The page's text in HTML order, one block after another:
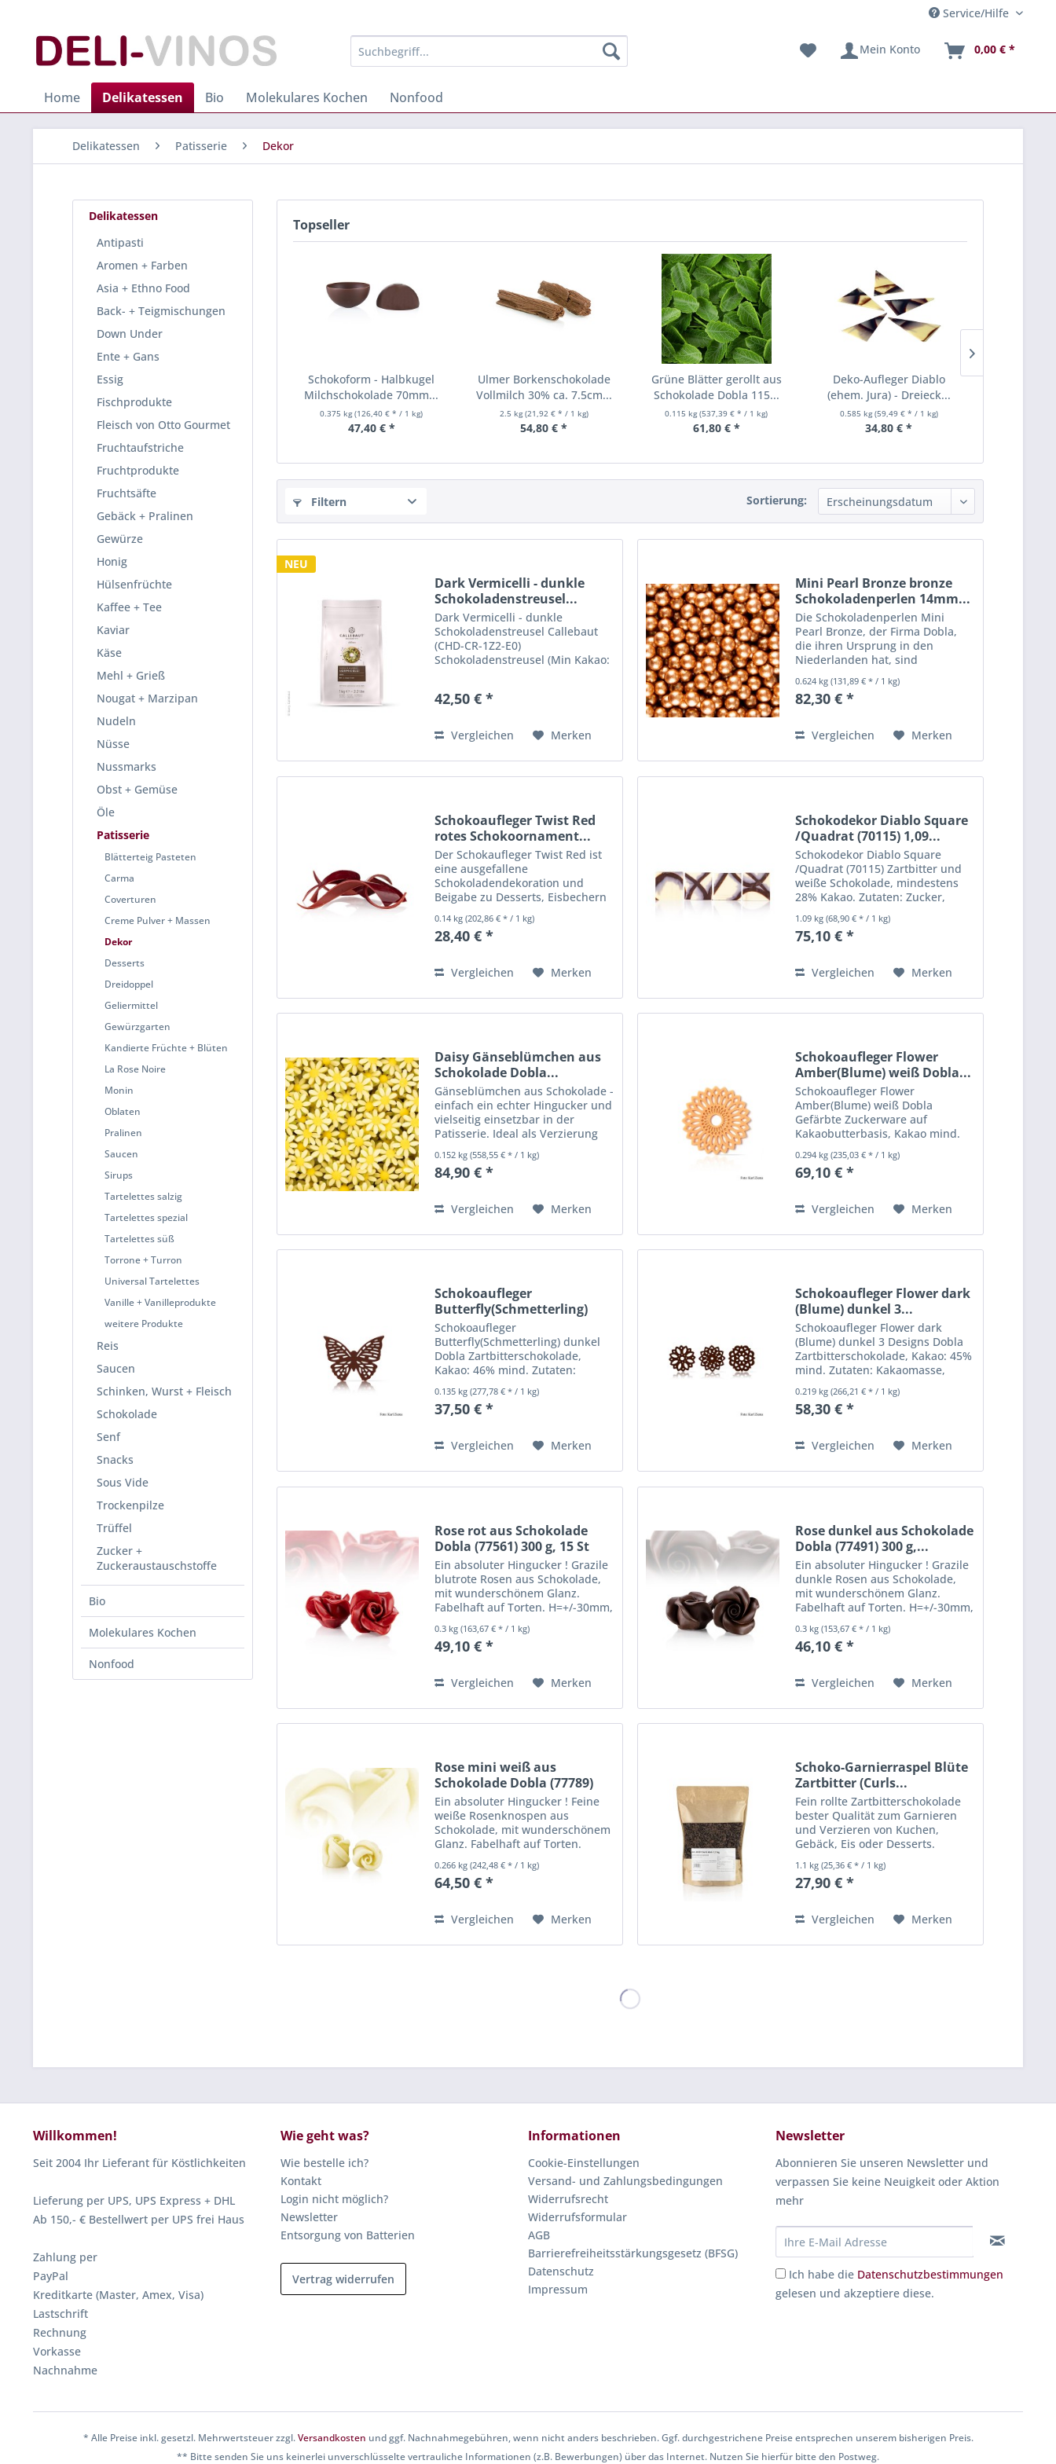
Service/Hilfe
Mein Konto 0,00 € *
Home Delikatessen Bio Molekulares Kochen Nonfood
Delikatessen Patisserie Dekor
Delikatessen
Antipasti
Aromen + Farben
Asia + Ethno Food
Back- + Teigmischungen
Down Under
Ente + Gans
Essig
Fischprodukte
Fleisch von Otto Gourmet
Fruchtaufstriche
Fruchtprodukte
Fruchtsäfte
Gebäck + Pralinen
Gewürze
Honig
Hülsenfrüchte
Kaffee + Tee
Kaviar
Käse
Mehl + Grieß
Nougat + Marzipan
Nudeln
Nüsse
Nussmarks
Obst + Gemüse
Öle
Patisserie
Blätterteig Pasteten
Carma
Coverturen
Creme Pulver + Massen
Dekor
Desserts
Dreidoppel
Geliermittel
Gewürzgarten
Kandierte Früchte + Blüten
La Rose Noire
Monin
Oblaten
Pralinen
Saucen
Sirups
Tartelettes salzig
Tartelettes spezial
Tartelettes süß
Torrone + Turron
Universal Tartelettes
Vanille + Vanilleprodukte
weitere Produkte
Reis
Saucen
Schinken, Wurst + Fleisch
Schokolade
Senf
Snacks
Sous Vide
Trockenpilze
Trüffel
Zucker +
Zuckeraustauschstoffe
Bio
Molekulares Kochen
Nonfood
Topseller
Schokoform - Halbkugel
Milchschokolade 70mm...
0.375 kg(126,40 € * / 1 kg)
47,40 € *
Ulmer Borkenschokolade
Vollmilch 30% ca. 7.5cm...
2.5 kg(21,92 € * / 1 kg)
54,80 € *
Grüne Blätter gerollt aus
Schokolade Dobla 115...
0.115 kg(537,39 € * / 1 kg)
61,80 € *
Deko-Aufleger Diablo
(ehem. Jura) - Dreieck...
0.585 kg(59,49 € * / 1 kg)
34,80 € *
Filtern Sortierung:
NEU
Dark Vermicelli - dunkle
Schokoladenstreusel...
Dark Vermicelli - dunkle
Schokoladenstreusel Callebaut
(CHD-CR-1Z2-E0)
Schokoladenstreusel (Min Kakao:
Kakaopulver stark entölt,
Vanillearoma. Kühl (12-20°C),...
42,50 € *
Vergleichen Merken
Mini Pearl Bronze bronze
Schokoladenperlen 14mm...
Die Schokoladenperlen Mini
Pearl Bronze, der Firma Dobla,
die ihren Ursprung in den
Niederlanden hat, sind
Durchmesser von ca. 14mm
haben. Die Grundlage für die
Miniperlen ist...
0.624 kg(131,89 € * / 1 kg)
82,30 € *
Vergleichen Merken
Schokoaufleger Twist Red
rotes Schokoornament...
Der Schokaufleger Twist Red ist
eine ausgefallene
Schokoladendekoration und
Beigabe zu Desserts, Eisbechern
Patisserie-Kreationen. Ein in sich
gedrehter Aufleger komplett aus
wird...
0.14 kg(202,86 € * / 1 kg)
28,40 € *
Vergleichen Merken
Schokodekor Diablo Square
/Quadrat (70115) 1,09...
Schokodekor Diablo Square
/Quadrat (70115) Zartbitter und
weiße Schokolade, mindestens
28% Kakao. Zutaten: Zucker,
Kakaomasse, LACTOSE,
Emulgator: SOJALECITHIN,
Vanillearoma....
1.09 kg(68,90 € * / 1 kg)
75,10 € *
Vergleichen Merken
Daisy Gänseblümchen aus
Schokolade Dobla...
Gänseblümchen aus Schokolade -
einfach ein echter Hingucker und
vielseitig einsetzbar in der
Patisserie. Ideal als Verzierung
Cremes, Cupcakes und auch auf
einer leckeren Kugel Eis. Die
0.152 kg(558,55 € * / 1 kg)
84,90 € *
Vergleichen Merken
Schokoaufleger Flower
Amber(Blume) weiß Dobla...
Schokoaufleger Flower
Amber(Blume) weiß Dobla
Gefärbte Zuckerware auf
Kakaobutterbasis, Kakao mind.
Kakaobutter, VOLLMILCHPULVER,
LAKTOSE, MAGERMILCHPULVER,
SOJALECITHIN E322,
BUTTERFETT,...
0.294 kg(235,03 € * / 1 kg)
69,10 € *
Vergleichen Merken
Schokoaufleger
Butterfly(Schmetterling)
dunkel...
Schokoaufleger
Butterfly(Schmetterling) dunkel
Dobla Zartbitterschokolade,
Kakao: 46% mind. Zutaten:
Kakaobutter, BUTTERFETT,
Emulgator: SOJALECITHINE E322,
Allergene enthalten: Milch,...
0.135 kg(277,78 € * / 1 kg)
37,50 € *
Vergleichen Merken
Schokoaufleger Flower dark
(Blume) dunkel 3...
Schokoaufleger Flower dark
(Blume) dunkel 3 Designs Dobla
Zartbitterschokolade, Kakao: 45%
mind. Zutaten: Kakaomasse,
BUTTERFETT, Emulgator:
SOJALECITHINE E322, natürliches
enthalten: Milch,...
0.219 kg(266,21 € * / 1 kg)
58,30 € *
Vergleichen Merken
Rose rot aus Schokolade
Dobla (77561) 300 g, 15 St
Ein absoluter Hingucker ! Grazile
blutrote Rosen aus Schokolade,
mit wunderschönem Glanz.
Fabelhaft auf Torten. H=+/-30mm,
Gefärbte Zuckerware auf
Kakaobutterbasis. Zutaten:
Kakaobutter,...
0.3 kg(163,67 € * / 1 kg)
49,10 € *
Vergleichen Merken
Rose dunkel aus Schokolade
Dobla (77491) 300 g,...
Ein absoluter Hingucker ! Grazile
dunkle Rosen aus Schokolade,
mit wunderschönem Glanz.
Fabelhaft auf Torten. H=+/-30mm,
Gefärbte Zuckerware auf
Kakaobutterbasis, mindestens
Glukosesirup,...
0.3 kg(153,67 € * / 1 kg)
46,10 € *
Vergleichen Merken
Rose mini weiß aus
Schokolade Dobla (77789)
266...
Ein absoluter Hingucker ! Feine
weiße Rosenknospen aus
Schokolade, mit wunderschönem
Glanz. Fabelhaft auf Torten.
45mm Gefärbte Zuckerware auf
Kakaobutterbasis. Zutaten:
Kakaobutter,...
0.266 kg(242,48 € * / 1 kg)
64,50 € *
Vergleichen Merken
Schoko-Garnierraspel Blüte
Zartbitter (Curls...
Fein rollte Zartbitterschokolade
bester Qualität zum Garnieren
und Verzieren von Kuchen,
Gebäck, Eis oder Desserts.
dunkel, mindestens 50%
Kakaoanteil. Zutaten:
Kakaobutter, BUTTERÖL...
1.1 kg(25,36 € * / 1 kg)
27,90 € *
Vergleichen Merken
Willkommen!
Seit 2004 Ihr Lieferant für Köstlichkeiten
Lieferung per UPS, UPS Express + DHL
Ab 150,- € Bestellwert per UPS frei Haus
Zahlung per
PayPal
Kreditkarte (Master, Amex, Visa)
Lastschrift
Rechnung
Vorkasse
Nachnahme
Wie geht was?
Wie bestelle ich?
Kontakt
Login nicht möglich?
Newsletter
Entsorgung von Batterien
Vertrag widerrufen
Informationen
Cookie-Einstellungen
Versand- und Zahlungsbedingungen
Widerrufsrecht
Widerrufsformular
AGB
Barrierefreiheitsstärkungsgesetz (BFSG)
Datenschutz
Impressum
Newsletter
Abonnieren Sie unseren Newsletter und
verpassen Sie keine Neuigkeit oder Aktion
mehr
Ich habe die Datenschutzbestimmungen
gelesen und akzeptiere diese.
* Alle Preise inkl. gesetzl. Mehrwertsteuer zzgl.Versandkosten und ggf. Nachnahmegebühren, wenn nicht anders beschrieben. Ggf. durchgestrichene Preise entsprechen unserem bisherigen Preis.
** Bitte senden Sie uns keinerlei unverschlüsselte vertrauliche Informationen (z.B. Bewerbungen) über das Internet. Nutzen Sie hierfür bitte den Postweg.